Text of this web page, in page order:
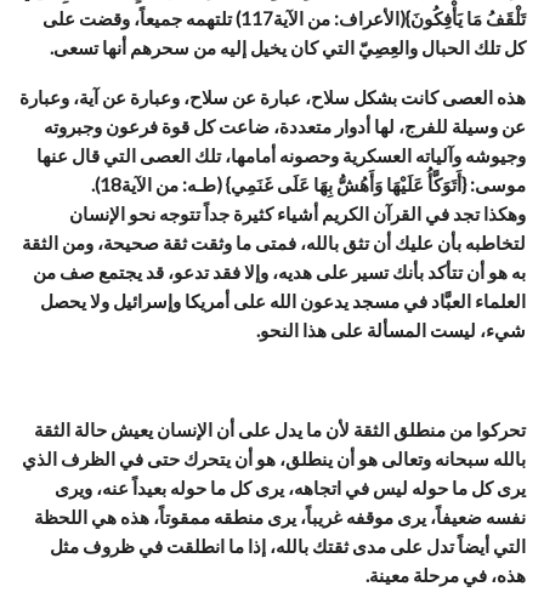
تَلْقَفُ مَا يَأْفِكُونَ}(الأعراف: من الآية117) تلتهمه جميعاً، وقضت على
كل تلك الحبال والعِصِيّ التي كان يخيل إليه من سحرهم أنها تسعى.
هذه العصى كانت بشكل سلاح، عبارة عن سلاح، وعبارة عن آية، وعبارة
عن وسيلة للفرج، لها أدوار متعددة، ضاعت كل قوة فرعون وجبروته
وجيوشه وآلياته العسكرية وحصونه أمامها، تلك العصى التي قال عنها
موسى: {أَتَوَكَّأُ عَلَيْهَا وَأَهُشُّ بِهَا عَلَى غَنَمِي} (طـه: من الآية18).
وهكذا تجد في القرآن الكريم أشياء كثيرة جداً تتوجه نحو الإنسان
لتخاطبه بأن عليك أن تثق بالله، فمتى ما وثقت ثقة صحيحة، ومن الثقة
به هو أن تتأكد بأنك تسير على هديه، وإلا فقد تدعو، قد يجتمع صف من
العلماء العبَّاد في مسجد يدعون الله على أمريكا وإسرائيل ولا يحصل
شيء، ليست المسألة على هذا النحو.
تحركوا من منطلق الثقة لأن ما يدل على أن الإنسان يعيش حالة الثقة
بالله سبحانه وتعالى هو أن ينطلق، هو أن يتحرك حتى في الظرف الذي
يرى كل ما حوله ليس في اتجاهه، يرى كل ما حوله بعيداً عنه، ويرى
نفسه ضعيفاً، يرى موقفه غريباً، يرى منطقه ممقوتاً، هذه هي اللحظة
التي أيضاً تدل على مدى ثقتك بالله، إذا ما انطلقت في ظروف مثل
هذه، في مرحلة معينة.